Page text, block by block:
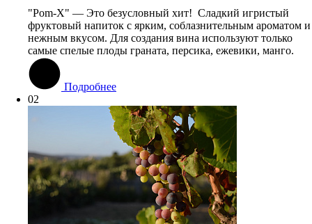
"Pom-X" — Это безусловный хит! Сладкий игристый
фруктовый напиток с ярким, соблазнительным ароматом и
нежным вкусом. Для создания вина используют только
самые спелые плоды граната, персика, ежевики, манго.
Подробнее
02